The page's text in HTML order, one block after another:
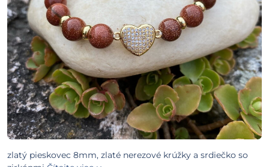
zlatý pieskovec 8mm, zlaté nerezové krúžky a srdiečko so